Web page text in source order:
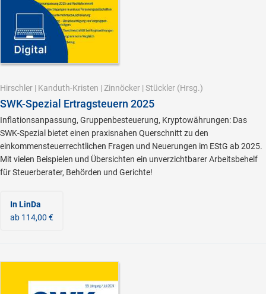
Hirschler | Kanduth-Kristen | Zinnöcker | Stückler (Hrsg.)
SWK-Spezial Ertragsteuern 2025
Inflationsanpassung, Gruppenbesteuerung, Kryptowährungen: Das
SWK-Spezial bietet einen praxisnahen Querschnitt zu den
einkommensteuerrechtlichen Fragen und Neuerungen im EStG ab 2025.
Mit vielen Beispielen und Übersichten ein unverzichtbarer Arbeitsbehelf
für Steuerberater, Behörden und Gerichte!
In LinDa
ab 114,00 €